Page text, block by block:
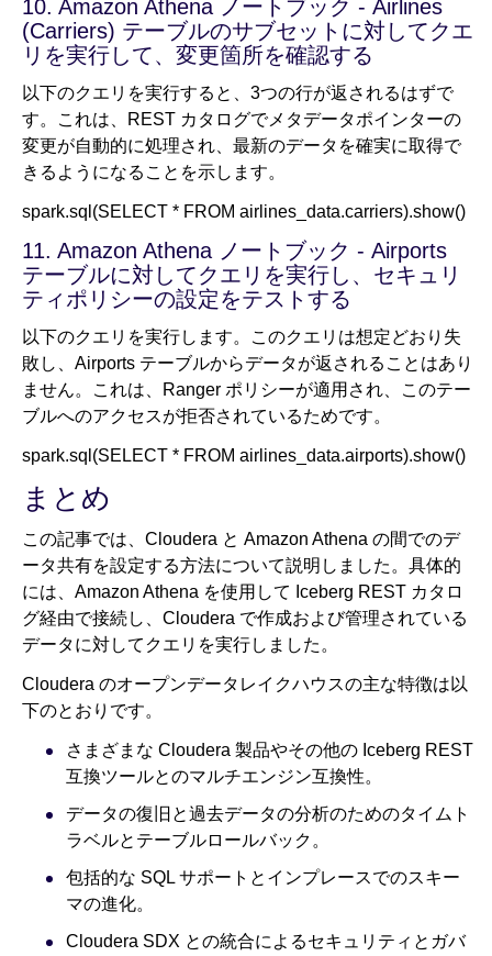
10. Amazon Athena ノートブック - Airlines
(Carriers) テーブルのサブセットに対してクエ
リを実行して、変更箇所を確認する
以下のクエリを実行すると、3つの行が返されるはずで
す。これは、REST カタログでメタデータポインターの
変更が自動的に処理され、最新のデータを確実に取得で
きるようになることを示します。
spark.sql(SELECT * FROM airlines_data.carriers).show()
11. Amazon Athena ノートブック - Airports
テーブルに対してクエリを実行し、セキュリ
ティポリシーの設定をテストする
以下のクエリを実行します。このクエリは想定どおり失
敗し、Airports テーブルからデータが返されることはあり
ません。これは、Ranger ポリシーが適用され、このテー
ブルへのアクセスが拒否されているためです。
spark.sql(SELECT * FROM airlines_data.airports).show()
まとめ
この記事では、Cloudera と Amazon Athena の間でのデ
ータ共有を設定する方法について説明しました。具体的
には、Amazon Athena を使用して Iceberg REST カタロ
グ経由で接続し、Cloudera で作成および管理されている
データに対してクエリを実行しました。
Cloudera のオープンデータレイクハウスの主な特徴は以
下のとおりです。
さまざまな Cloudera 製品やその他の Iceberg REST
互換ツールとのマルチエンジン互換性。
データの復旧と過去データの分析のためのタイムト
ラベルとテーブルロールバック。
包括的な SQL サポートとインプレースでのスキー
マの進化。
Cloudera SDX との統合によるセキュリティとガバ